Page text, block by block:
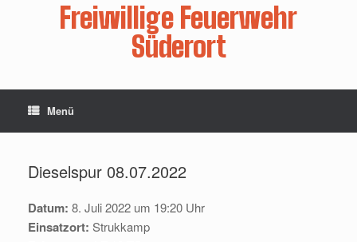
Freiwillige Feuerwehr
Süderort
Menü
Dieselspur 08.07.2022
Datum: 8. Juli 2022 um 19:20 Uhr
Einsatzort: Strukkamp